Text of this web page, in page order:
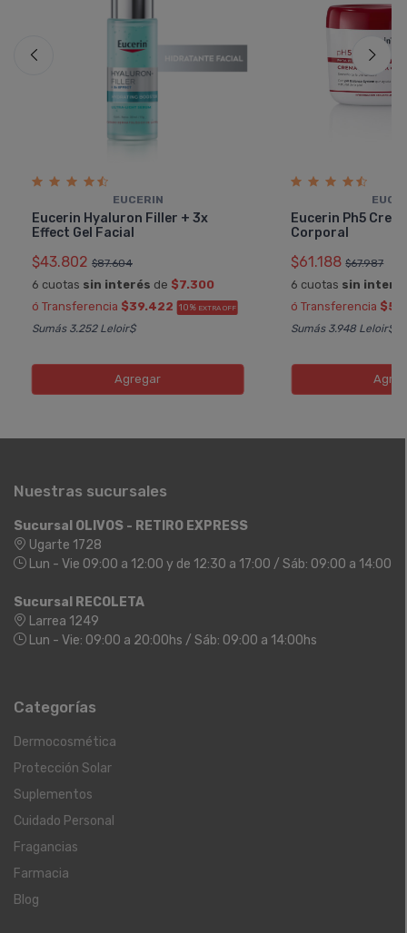
EUCERIN
Eucerin Hyaluron Filler + 3x
Effect Gel Facial
$43.802 $87.604
6 cuotas sin interés de $7.300
ó Transferencia $39.422 10% EXTRA OFF
Sumás 3.252 Leloir$
Agregar
Eucerin Ph5
Corporal
$61.188 $67.987
6 cuotas sin
ó Transferencia
Sumás 3.948 Leloir$
Nuestras sucursales
Sucursal OLIVOS - RETIRO EXPRESS
Ugarte 1728
Lun - Vie 09:00 a 12:00 y de 12:30 a 17:00 / Sáb: 09:00 a 14:00
Sucursal RECOLETA
Larrea 1249
Lun - Vie: 09:00 a 20:00hs / Sáb: 09:00 a 14:00hs
Categorías
Dermocosmética
Protección Solar
Suplementos
Cuidado Personal
Fragancias
Farmacia
Blog